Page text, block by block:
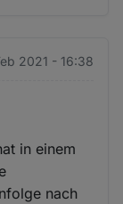
2021 - 16:38
in einem
nach